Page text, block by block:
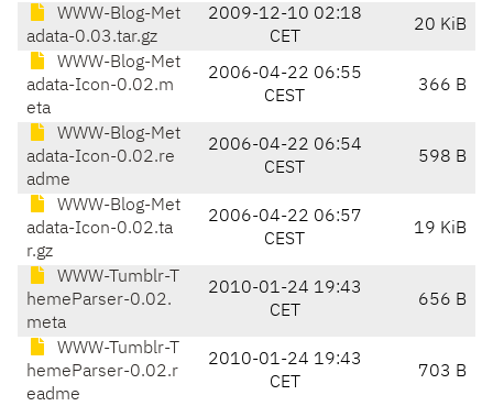
WWW-Blog-Met
adata-0.03.tar.gz
2009-12-10 02:18
CET
20 KiB
WWW-Blog-Met
adata-Icon-0.02.m
eta
2006-04-22 06:55
CEST
366 B
WWW-Blog-Met
adata-Icon-0.02.re
adme
2006-04-22 06:54
CEST
598 B
WWW-Blog-Met
adata-Icon-0.02.ta
r.gz
2006-04-22 06:57
CEST
19 KiB
WWW-Tumblr-T
hemeParser-0.02.
meta
2010-01-24 19:43
CET
656 B
WWW-Tumblr-T
hemeParser-0.02.r
eadme
2010-01-24 19:43
CET
703 B